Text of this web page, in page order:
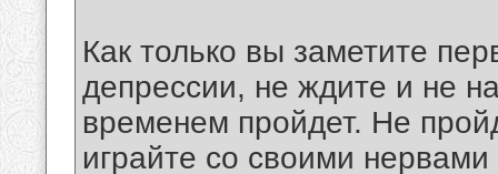
Как только вы заметите
депрессии, не ждите и не
временем пройдет. Не
играйте со своими